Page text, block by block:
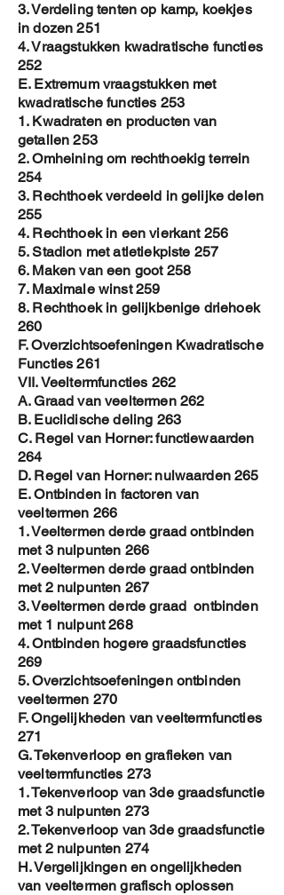
3. Verdeling tenten op kamp, koekjes
in dozen 251
4. Vraagstukken kwadratische functies
252
E. Extremum vraagstukken met
kwadratische functies 253
1. Kwadraten en producten van
getallen 253
2. Omheining om rechthoekig terrein
254
3. Rechthoek verdeeld in gelijke delen
255
4. Rechthoek in een vierkant 256
5. Stadion met atletiekpiste 257
6. Maken van een goot 258
7. Maximale winst 259
8. Rechthoek in gelijkbenige driehoek
260
F. Overzichtsoefeningen Kwadratische
Functies 261
VII. Veeltermfuncties 262
A. Graad van veeltermen 262
B. Euclidische deling 263
C. Regel van Horner: functiewaarden
264
D. Regel van Horner: nulwaarden 265
E. Ontbinden in factoren van
veeltermen 266
1. Veeltermen derde graad ontbinden
met 3 nulpunten 266
2. Veeltermen derde graad ontbinden
met 2 nulpunten 267
3. Veeltermen derde graad ontbinden
met 1 nulpunt 268
4. Ontbinden hogere graadsfuncties
269
5. Overzichtsoefeningen ontbinden
veeltermen 270
F. Ongelijkheden van veeltermfuncties
271
G. Tekenverloop en grafieken van
veeltermfuncties 273
1. Tekenverloop van 3de graadsfunctie
met 3 nulpunten 273
2. Tekenverloop van 3de graadsfunctie
met 2 nulpunten 274
H. Vergelijkingen en ongelijkheden
van veeltermen grafisch oplossen